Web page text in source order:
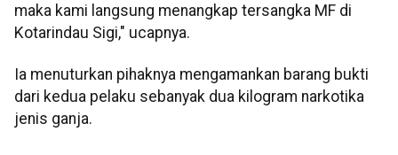
maka kami langsung menangkap tersangka MF di
Kotarindau Sigi," ucapnya.
Ia menuturkan pihaknya mengamankan barang bukti
dari kedua pelaku sebanyak dua kilogram narkotika
jenis ganja.